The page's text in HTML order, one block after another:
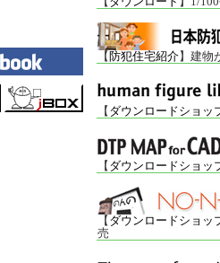
【 防犯住宅紹介】建物
【 ダウンロードショッ
【 ダウンロードショッ
【 ダウンロードショッ
売